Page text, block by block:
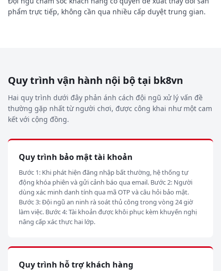
phẩm trực tiếp, không cần qua nhiều cấp duyệt trung gian.
Quy trình vận hành nội bộ tại bk8vn
Hai quy trình dưới đây phản ánh cách đội ngũ xử lý vấn đề
thường gặp nhất từ người chơi, được công khai như một cam
kết với cộng đồng.
Quy trình bảo mật tài khoản
Bước 1: Khi phát hiện đăng nhập bất thường, hệ thống tự
động khóa phiên và gửi cảnh báo qua email. Bước 2: Người
dùng xác minh danh tính qua mã OTP và câu hỏi bảo mật.
Bước 3: Đội ngũ an ninh rà soát thủ công trong vòng 24 giờ
làm việc. Bước 4: Tài khoản được khôi phục kèm khuyến nghị
nâng cấp xác thực hai lớp.
Quy trình hỗ trợ khách hàng